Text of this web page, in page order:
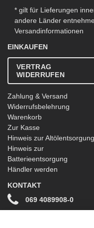
* gilt für Lieferungen
andere Länder
Versandinformationen
EINKAUFEN
VERTRAG
WIDERRUFEN
Zahlung & Versand
Widerrufsbelehrung
Warenkorb
Zur Kasse
Hinweis zur Altölentsorgung
Hinweis zur
Batterieentsorgung
Händler werden
KONTAKT
069 4089908-0